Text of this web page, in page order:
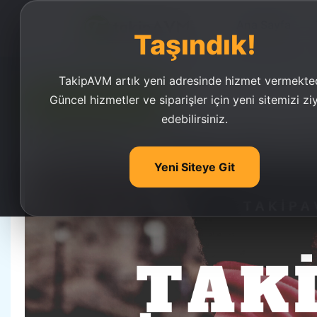
Taşındık!
TakipAVM artık yeni adresinde hizmet
Güncel hizmetler ve siparişler için yeni sitemizi
edebilirsiniz.
Yeni Siteye Git
Ucuz Takipçi Satın Al
İnstagram Takipçi Satın